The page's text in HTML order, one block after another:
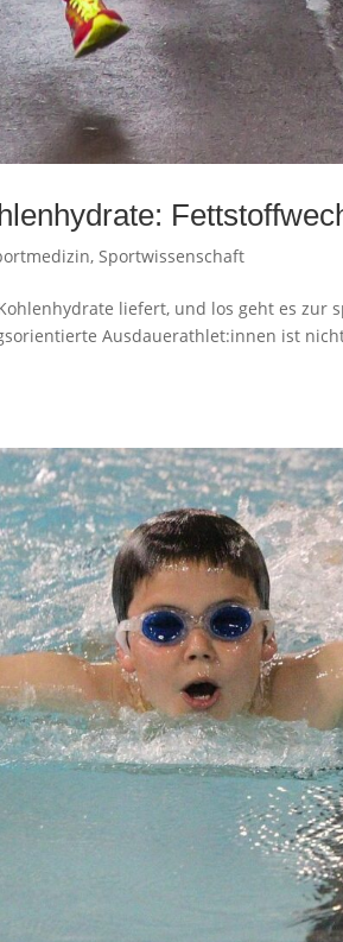
, Sportwissenschaft
liefert, und los geht es zur
Ausdauerathlet:innen ist